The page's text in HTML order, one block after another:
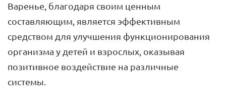
Варенье, благодаря своим ценным
составляющим, является эффективным
средством для улучшения функционирования
организма у детей и взрослых, оказывая
позитивное воздействие на различные
системы.